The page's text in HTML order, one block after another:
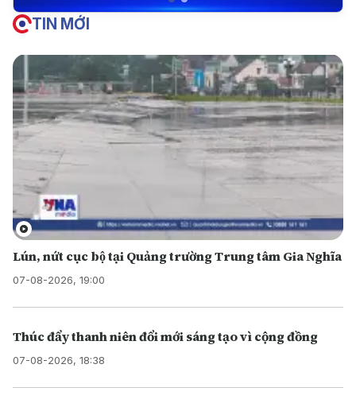
TIN MỚI
Lún, nứt cục bộ tại Quảng trường Trung tâm Gia Nghĩa
07-08-2026, 19:00
Thúc đẩy thanh niên đổi mới sáng tạo vì cộng đồng
07-08-2026, 18:38